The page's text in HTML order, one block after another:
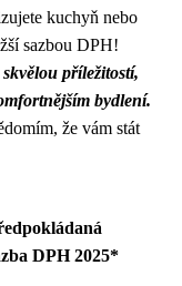
kuchyň nebo
sazbou DPH!
příležitostí,
bydlení.
že vám stát
DPH 2025*